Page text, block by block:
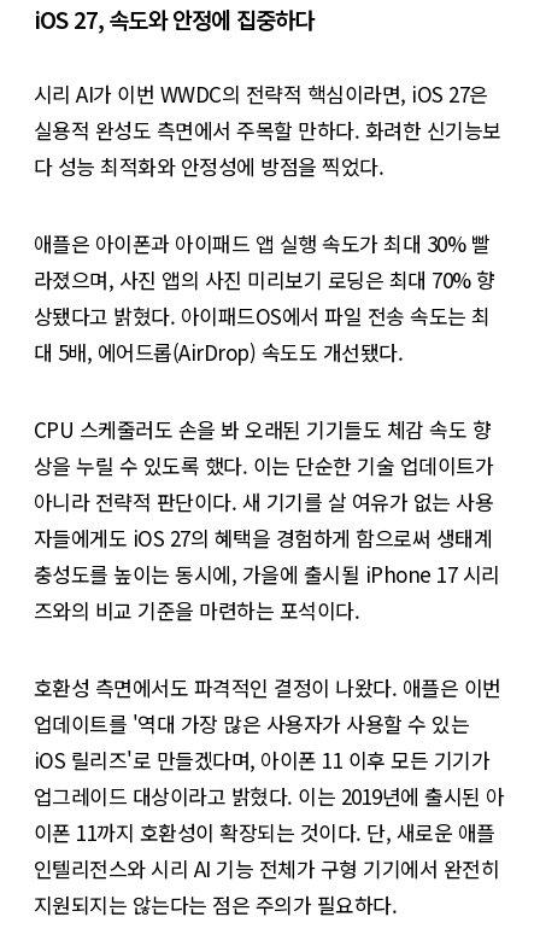
iOS 27, 속도와 안정에 집중하다
시리 AI가 이번 WWDC의 전략적 핵심이라면, iOS 27은
실용적 완성도 측면에서 주목할 만하다. 화려한 신기능보
다 성능 최적화와 안정성에 방점을 찍었다.
애플은 아이폰과 아이패드 앱 실행 속도가 최대 30% 빨
라졌으며, 사진 앱의 사진 미리보기 로딩은 최대 70% 향
상됐다고 밝혔다. 아이패드OS에서 파일 전송 속도는 최
대 5배, 에어드롭(AirDrop) 속도도 개선됐다.
CPU 스케줄러도 손을 봐 오래된 기기들도 체감 속도 향
상을 누릴 수 있도록 했다. 이는 단순한 기술 업데이트가
아니라 전략적 판단이다. 새 기기를 살 여유가 없는 사용
자들에게도 iOS 27의 혜택을 경험하게 함으로써 생태계
충성도를 높이는 동시에, 가을에 출시될 iPhone 17 시리
즈와의 비교 기준을 마련하는 포석이다.
호환성 측면에서도 파격적인 결정이 나왔다. 애플은 이번
업데이트를 '역대 가장 많은 사용자가 사용할 수 있는
iOS 릴리즈'로 만들겠다며, 아이폰 11 이후 모든 기기가
업그레이드 대상이라고 밝혔다. 이는 2019년에 출시된 아
이폰 11까지 호환성이 확장되는 것이다. 단, 새로운 애플
인텔리전스와 시리 AI 기능 전체가 구형 기기에서 완전히
지원되지는 않는다는 점은 주의가 필요하다.